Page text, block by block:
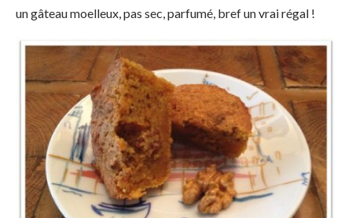
un gâteau moelleux, pas sec, parfumé, bref un vrai régal !